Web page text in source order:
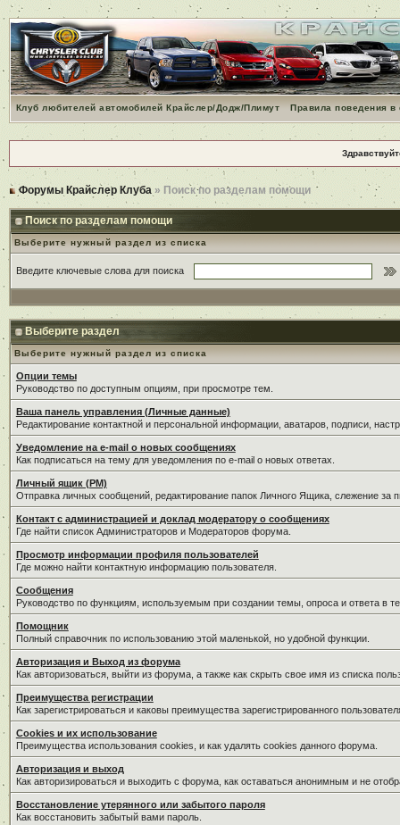
Клуб любителей автомобилей Крайслер/Додж/Плимут Правила поведения
Форумы Крайслер Клуба » Поиск по разделам помощи
Поиск по разделам помощи
Выберите нужный раздел из списка
Введите ключевые слова для поиска
Выберите раздел
Выберите нужный раздел из списка
Опции темы
Руководство по доступным опциям, при просмотре тем.
Ваша панель управления (Личные данные)
Редактирование контактной и персональной информации, аватаров, подписи,
Уведомление на e-mail о новых сообщениях
Как подписаться на тему для уведомления по e-mail о новых ответах.
Личный ящик (PM)
Отправка личных сообщений, редактирование папок Личного Ящика, слежение
Контакт с администрацией и доклад модератору о сообщениях
Где найти список Администраторов и Модераторов форума.
Просмотр информации профиля пользователей
Где можно найти контактную информацию пользователя.
Сообщения
Руководство по функциям, используемым при создании темы, опроса и ответа в
Помощник
Полный справочник по использованию этой маленькой, но удобной функции.
Авторизация и Выход из форума
Как авторизоваться, выйти из форума, а также как скрыть свое имя из списка
Преимущества регистрации
Как зарегистрироваться и каковы преимущества зарегистрированного
Cookies и их использование
Преимущества использования cookies, и как удалять cookies данного форума.
Авторизация и выход
Как авторизироваться и выходить с форума, как оставаться анонимным и не
Восстановление утерянного или забытого пароля
Как восстановить забытый вами пароль.